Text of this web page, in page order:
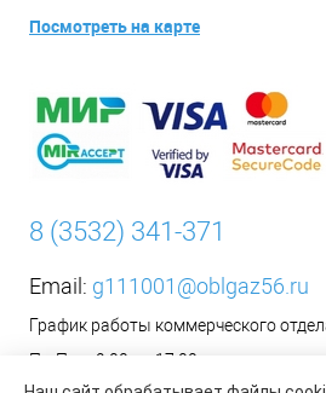
Посмотреть на карте
8 (3532) 341-371
Email: g111001@oblgaz56.ru
График работы коммерческого
Пн-Пт: с 9:00 до 17:00